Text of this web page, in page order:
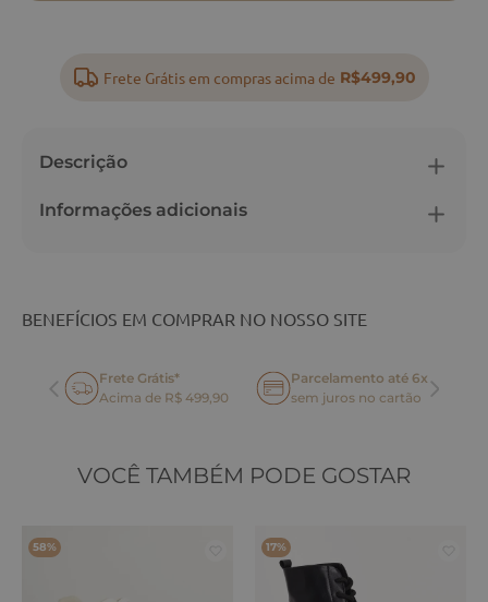
Frete Grátis em compras acima de R$499,90
Descrição
Informações adicionais
BENEFÍCIOS EM COMPRAR NO NOSSO SITE
Frete Grátis*
Acima de R$ 499,90
Parcelamento até 6x
sem juros no cartão
VOCÊ TAMBÉM PODE GOSTAR
58% 17%